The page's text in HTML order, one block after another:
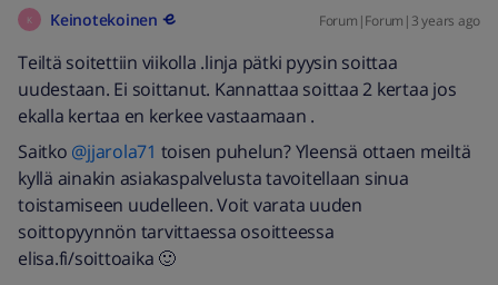
K Keinotekoinen Forum|Forum|3 years ago
Teiltä soitettiin viikolla .linja pätki pyysin soittaa
uudestaan. Ei soittanut. Kannattaa soittaa 2 kertaa jos
ekalla kertaa en kerkee vastaamaan .
Saitko @jjarola71 toisen puhelun? Yleensä ottaen meiltä
kyllä ainakin asiakaspalvelusta tavoitellaan sinua
toistamiseen uudelleen. Voit varata uuden
soittopyynnön tarvittaessa osoitteessa
elisa.fi/soittoaika 🙂